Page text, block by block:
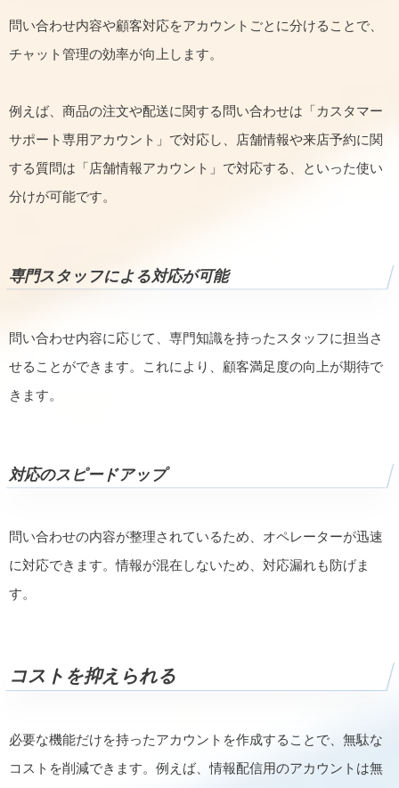
問い合わせ内容や顧客対応をアカウントごとに分けることで、
チャット管理の効率が向上します。
例えば、商品の注文や配送に関する問い合わせは「カスタマー
サポート専用アカウント」で対応し、店舗情報や来店予約に関
する質問は「店舗情報アカウント」で対応する、といった使い
分けが可能です。
専門スタッフによる対応が可能
問い合わせ内容に応じて、専門知識を持ったスタッフに担当さ
せることができます。これにより、顧客満足度の向上が期待で
きます。
対応のスピードアップ
問い合わせの内容が整理されているため、オペレーターが迅速
に対応できます。情報が混在しないため、対応漏れも防げま
す。
コストを抑えられる
必要な機能だけを持ったアカウントを作成することで、無駄な
コストを削減できます。例えば、情報配信用のアカウントは無